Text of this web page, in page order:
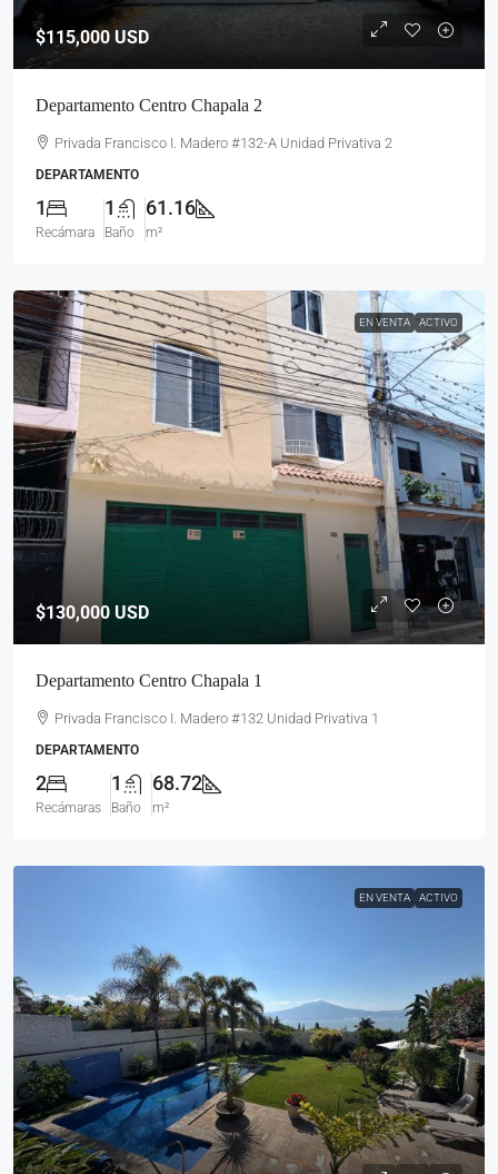
$115,000 USD
Departamento Centro Chapala 2
Privada Francisco I. Madero #132-A Unidad Privativa 2
DEPARTAMENTO
1
Recámara
1
Baño
61.16
m²
EN VENTA ACTIVO
$130,000 USD
Departamento Centro Chapala 1
Privada Francisco I. Madero #132 Unidad Privativa 1
DEPARTAMENTO
2
Recámaras
1
Baño
68.72
m²
EN VENTA ACTIVO